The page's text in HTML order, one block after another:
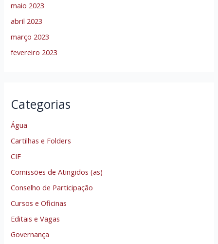
maio 2023
abril 2023
março 2023
fevereiro 2023
Categorias
Água
Cartilhas e Folders
CIF
Comissões de Atingidos (as)
Conselho de Participação
Cursos e Oficinas
Editais e Vagas
Governança